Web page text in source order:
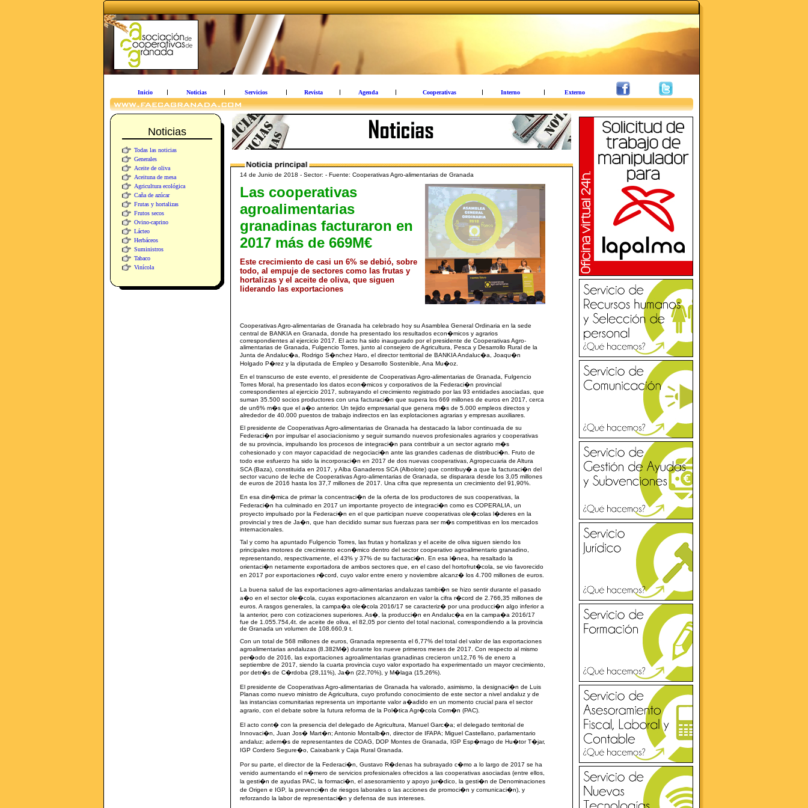
Inicio Noticias Servicios Revista Agenda Cooperativas Interno Externo
Noticias
Todas las noticias
Generales
Aceite de oliva
Aceituna de mesa
Agricultura ecológica
Caña de azúcar
Frutas y hortalizas
Frutos secos
Ovino-caprino
Lácteo
Herbáceos
Suministros
Tabaco
Vinícola
14 de Junio de 2018 - Sector: - Fuente: Cooperativas Agro-alimentarias de Granada
Las cooperativas
agroalimentarias
granadinas facturaron en
2017 más de 669M€
Este crecimiento de casi un 6% se debió, sobre
todo, al empuje de sectores como las frutas y
hortalizas y el aceite de oliva, que siguen
liderando las exportaciones
Cooperativas Agro-alimentarias de Granada ha celebrado hoy su Asamblea General Ordinaria en la sede
central de BANKIA en Granada, donde ha presentado los resultados econ�micos y agrarios
correspondientes al ejercicio 2017. El acto ha sido inaugurado por el presidente de Cooperativas Agro-
alimentarias de Granada, Fulgencio Torres, junto al consejero de Agricultura, Pesca y Desarrollo Rural de la
Junta de Andaluc�a, Rodrigo S�nchez Haro, el director territorial de BANKIA Andaluc�a, Joaqu�n
Holgado P�rez y la diputada de Empleo y Desarrollo Sostenible, Ana Mu�oz.
En el transcurso de este evento, el presidente de Cooperativas Agro-alimentarias de Granada, Fulgencio
Torres Moral, ha presentado los datos econ�micos y corporativos de la Federaci�n provincial
correspondientes al ejercicio 2017, subrayando el crecimiento registrado por las 93 entidades asociadas, que
suman 35.500 socios productores con una facturaci�n que supera los 669 millones de euros en 2017, cerca
de un6% m�s que el a�o anterior. Un tejido empresarial que genera m�s de 5.000 empleos directos y
alrededor de 40.000 puestos de trabajo indirectos en las explotaciones agrarias y empresas auxiliares.
El presidente de Cooperativas Agro-alimentarias de Granada ha destacado la labor continuada de su
Federaci�n por impulsar el asociacionismo y seguir sumando nuevos profesionales agrarios y cooperativas
de su provincia, impulsando los procesos de integraci�n para contribuir a un sector agrario m�s
cohesionado y con mayor capacidad de negociaci�n ante las grandes cadenas de distribuci�n. Fruto de
todo ese esfuerzo ha sido la incorporaci�n en 2017 de dos nuevas cooperativas, Agropecuaria de Altura
SCA (Baza), constituida en 2017, y Alba Ganaderos SCA (Albolote) que contribuy� a que la facturaci�n del
sector vacuno de leche de Cooperativas Agro-alimentarias de Granada, se disparara desde los 3,05 millones
de euros de 2016 hasta los 37,7 millones de 2017. Una cifra que representa un crecimiento del 91,90%.
En esa din�mica de primar la concentraci�n de la oferta de los productores de sus cooperativas, la
Federaci�n ha culminado en 2017 un importante proyecto de integraci�n como es COPERALIA, un
proyecto impulsado por la Federaci�n en el que participan nueve cooperativas ole�colas l�deres en la
provincial y tres de Ja�n, que han decidido sumar sus fuerzas para ser m�s competitivas en los mercados
internacionales.
Tal y como ha apuntado Fulgencio Torres, las frutas y hortalizas y el aceite de oliva siguen siendo los
principales motores de crecimiento econ�mico dentro del sector cooperativo agroalimentario granadino,
representando, respectivamente, el 43% y 37% de su facturaci�n. En esa l�nea, ha resaltado la
orientaci�n netamente exportadora de ambos sectores que, en el caso del hortofrut�cola, se vio favorecido
en 2017 por exportaciones r�cord, cuyo valor entre enero y noviembre alcanz� los 4.700 millones de euros.
La buena salud de las exportaciones agro-alimentarias andaluzas tambi�n se hizo sentir durante el pasado
a�o en el sector ole�cola, cuyas exportaciones alcanzaron en valor la cifra r�cord de 2.766,35 millones de
euros. A rasgos generales, la campa�a ole�cola 2016/17 se caracteriz� por una producci�n algo inferior a
la anterior, pero con cotizaciones superiores. As�, la producci�n en Andaluc�a en la campa�a 2016/17
fue de 1.055.754,4t. de aceite de oliva, el 82,05 por ciento del total nacional, correspondiendo a la provincia
de Granada un volumen de 108.660,9 t.
Con un total de 568 millones de euros, Granada representa el 6,77% del total del valor de las exportaciones
agroalimentarias andaluzas (8.382M�) durante los nueve primeros meses de 2017. Con respecto al mismo
per�odo de 2016, las exportaciones agroalimentarias granadinas crecieron un12,76 % de enero a
septiembre de 2017, siendo la cuarta provincia cuyo valor exportado ha experimentado un mayor crecimiento,
por detr�s de C�rdoba (28,11%), Ja�n (22,70%), y M�laga (15,26%).
El presidente de Cooperativas Agro-alimentarias de Granada ha valorado, asimismo, la designaci�n de Luis
Planas como nuevo ministro de Agricultura, cuyo profundo conocimiento de este sector a nivel andaluz y de
las instancias comunitarias representa un importante valor a�adido en un momento crucial para el sector
agrario, con el debate sobre la futura reforma de la Pol�tica Agr�cola Com�n (PAC).
El acto cont� con la presencia del delegado de Agricultura, Manuel Garc�a; el delegado territorial de
Innovaci�n, Juan Jos� Mart�n; Antonio Montalb�n, director de IFAPA; Miguel Castellano, parlamentario
andaluz; adem�s de representantes de COAG, DOP Montes de Granada, IGP Esp�rrago de Hu�tor T�jar,
IGP Cordero Segure�o, Caixabank y Caja Rural Granada.
Por su parte, el director de la Federaci�n, Gustavo R�denas ha subrayado c�mo a lo largo de 2017 se ha
venido aumentando el n�mero de servicios profesionales ofrecidos a las cooperativas asociadas (entre ellos,
la gesti�n de ayudas PAC, la formaci�n, el asesoramiento y apoyo jur�dico, la gesti�n de Denominaciones
de Origen e IGP, la prevenci�n de riesgos laborales o las acciones de promoci�n y comunicaci�n), y
reforzando la labor de representaci�n y defensa de sus intereses.